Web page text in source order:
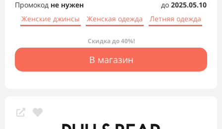
Промокод не нужен до 2025.05.10
Женские джинсы
Женская одежда Летняя одежда
Скидка до 40%!
В магазин